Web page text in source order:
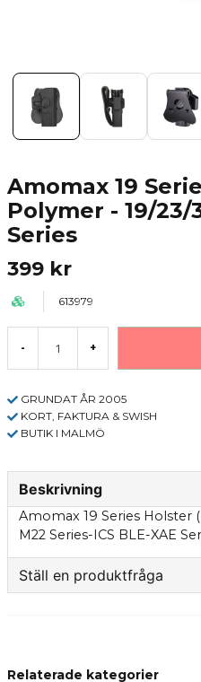
Amomax 19
Polymer - 19/23/
Series
399 kr
613979
- +
GRUNDAT ÅR 2005
KORT, FAKTURA & SWISH
BUTIK I MALMÖ
Beskrivning
Amomax 19 Series Holster
M22 Series-ICS BLE-XAE
Ställ en produktfråga
Relaterade kategorier